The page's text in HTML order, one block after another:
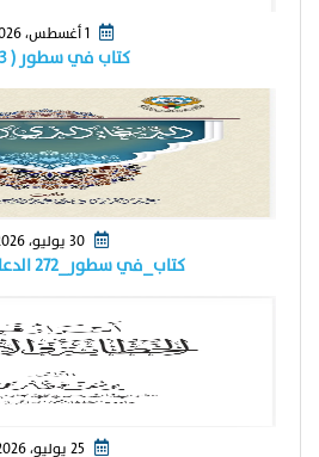
1 أغسطس، 2026
كتاب في سطور ( ٢٧٣…
كتاب_في سطور_٢٧٢ الدعاء الذي لايرد